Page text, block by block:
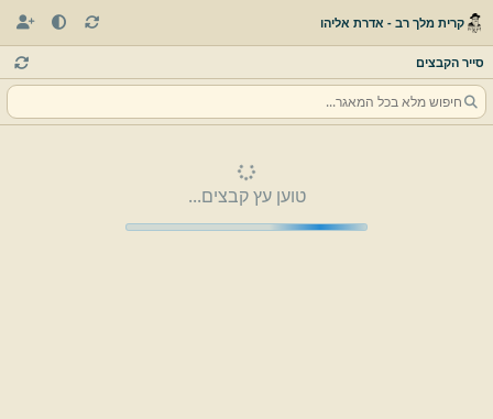
קרית מלך רב - אדרת אליהו
סייר הקבצים
טוען עץ קבצים...